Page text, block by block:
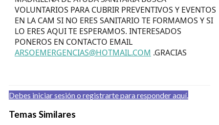
VOLUNTARIOS PARA CUBRIR PREVENTIVOS Y EVENTOS
EN LA CAM SI NO ERES SANITARIO TE FORMAMOS Y SI
LO ERES AQUI TE ESPERAMOS. INTERESADOS
PONEROS EN CONTACTO EMAIL
ARSOEMERGENCIAS@HOTMAIL.COM .GRACIAS
Debes iniciar sesión o registrarte para responder aquí.
Temas Similares